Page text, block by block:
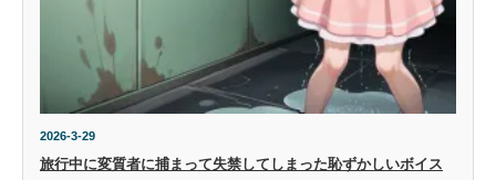
2026-3-29
旅行中に変質者に捕まって失禁してしまった恥ずかしいボイス